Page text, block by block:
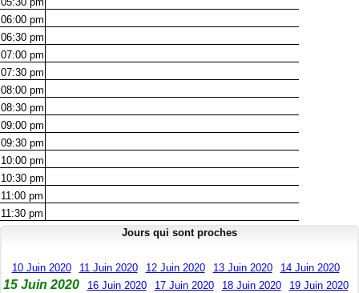
06:00 pm
06:30 pm
07:00 pm
07:30 pm
08:00 pm
08:30 pm
09:00 pm
09:30 pm
10:00 pm
10:30 pm
11:00 pm
11:30 pm
Jours qui sont proches
10 Juin 2020 11 Juin 2020 12 Juin 2020 13 Juin 2020 14 Juin 2020
15 Juin 2020 16 Juin 2020 17 Juin 2020 18 Juin 2020
19 Juin 2020